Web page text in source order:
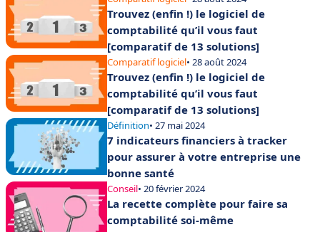
Trouvez (enfin !) le logiciel de
comptabilité qu’il vous faut
[comparatif de 13 solutions]
Comparatif logiciel• 28 août 2024
Trouvez (enfin !) le logiciel de
comptabilité qu’il vous faut
[comparatif de 13 solutions]
Définition• 27 mai 2024
7 indicateurs financiers à tracker
pour assurer à votre entreprise une
bonne santé
Conseil• 20 février 2024
La recette complète pour faire sa
comptabilité soi-même